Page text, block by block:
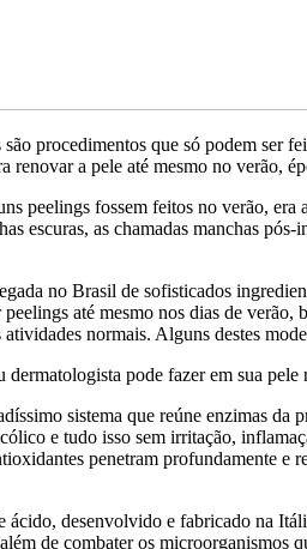
procedimentos que só podem ser
renovar a pele até mesmo no verão,
peelings fossem feitos no verão,
escuras, as chamadas manchas
no Brasil de sofisticados
até mesmo nos dias de
normais. Alguns destes
pode fazer em sua
sistema que reúne enzimas
e tudo isso sem irritação,
penetram profundamente
desenvolvido e fabricado na
de combater os microorganismos